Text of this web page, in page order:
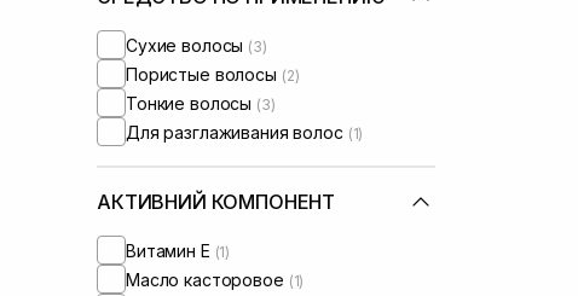
Сухие волосы (3)
Пористые волосы (2)
Тонкие волосы (3)
Для разглаживания волос (1)
АКТИВНИЙ КОМПОНЕНТ
Витамин Е (1)
Масло касторовое (1)